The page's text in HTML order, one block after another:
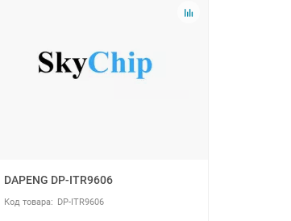
DAPENG DP-ITR9606
DP-ITR9606